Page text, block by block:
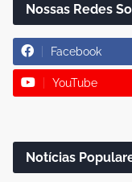
Nossas Redes
Facebook
YouTube
Notícias